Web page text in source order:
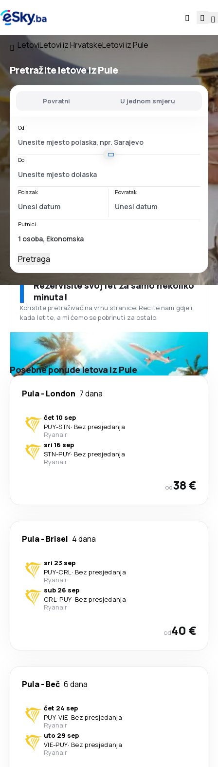
LetoviLetovi iz HrvatskeLetovi iz Pule
Pretražite letoveiz Pule
Povratni U jednom smjeru
Od
Do
Polazak Povratak
Putnici
Pretraga
Rezervišite svoj let za samo nekoliko
minuta!
Koristite pretraživač na vrhu stranice. Recite nam gdje i
kada letite, a mi ćemo se pobrinuti za ostalo.
Posebne ponude letova iz Pule
Pula- London 7 dana
čet 10 sep
PUY-STN· Bez presjedanja
Ryanair
sri 16 sep
STN-PUY· Bez presjedanja
Ryanair
od38 €
Pula- Brisel 4 dana
sri 23 sep
PUY-CRL· Bez presjedanja
Ryanair
sub 26 sep
CRL-PUY· Bez presjedanja
Ryanair
od40 €
Pula- Beč 6 dana
čet 24 sep
PUY-VIE· Bez presjedanja
Ryanair
uto 29 sep
VIE-PUY· Bez presjedanja
Ryanair